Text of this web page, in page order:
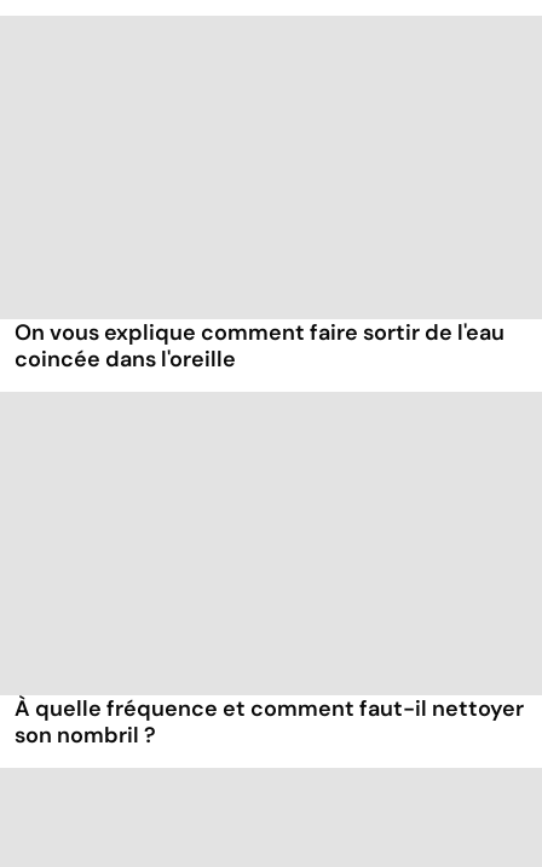
On vous explique comment faire sortir de l'eau
coincée dans l'oreille
À quelle fréquence et comment faut-il nettoyer
son nombril ?